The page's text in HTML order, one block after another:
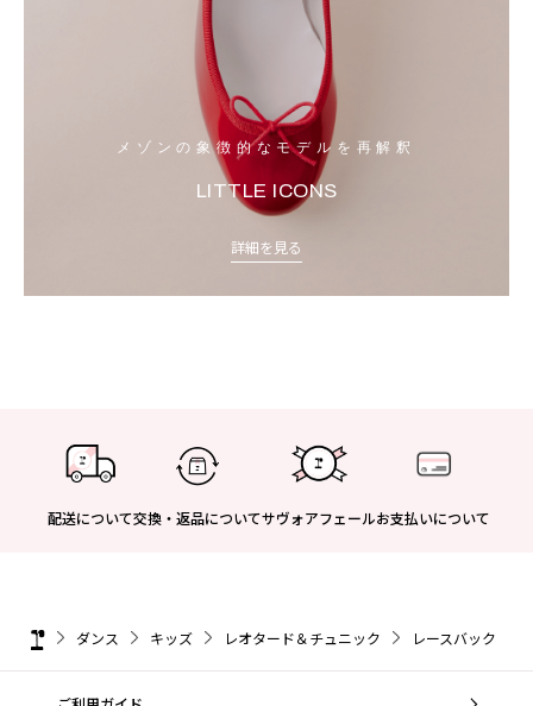
メゾンの象徴的なモデルを再解釈
LITTLE ICONS
詳細を見る
配送について交換・返品についてサヴォアフェールお支払いについて
ダンス キッズ レオタード＆チュニック レースバック レ